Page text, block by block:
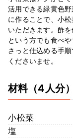
活用できる緑黄色
に作ることで、小
いただきます。酢
という方でも食べや
さっと仕込める手
くださいませ。
材料（4人分）
小松菜
塩